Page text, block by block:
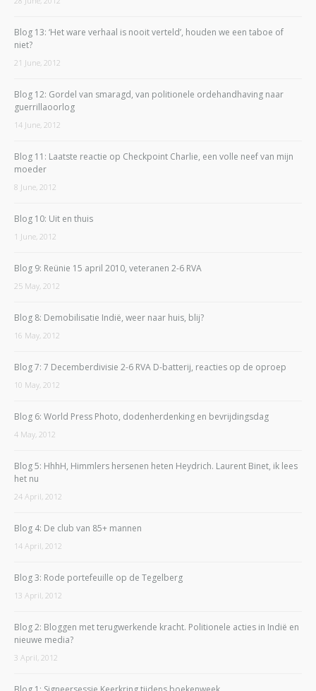
Blog 13: ‘Het ware verhaal is nooit verteld’, houden we een taboe of
niet?
21 June, 2012
Blog 12: Gordel van smaragd, van politionele ordehandhaving naar
guerrillaoorlog
14 June, 2012
Blog 11: Laatste reactie op Checkpoint Charlie, een volle neef van mijn
moeder
8 June, 2012
Blog 10: Uit en thuis
1 June, 2012
Blog 9: Reünie 15 april 2010, veteranen 2-6 RVA
25 May, 2012
Blog 8: Demobilisatie Indië, weer naar huis, blij?
16 May, 2012
Blog 7: 7 Decemberdivisie 2-6 RVA D-batterij, reacties op de oproep
10 May, 2012
Blog 6: World Press Photo, dodenherdenking en bevrijdingsdag
4 May, 2012
Blog 5: HhhH, Himmlers hersenen heten Heydrich. Laurent Binet, ik lees
het nu
24 April, 2012
Blog 4: De club van 85+ mannen
14 April, 2012
Blog 3: Rode portefeuille op de Tegelberg
13 April, 2012
Blog 2: Bloggen met terugwerkende kracht. Politionele acties in Indië en
nieuwe media?
3 April, 2012